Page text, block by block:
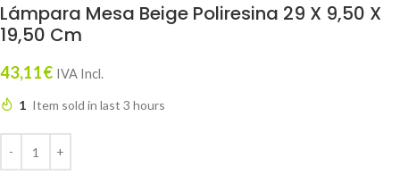
Lámpara Mesa Beige Poliresina 29 X 9,50 X
19,50 Cm
43,11€ IVA Incl.
1 Item sold in last 3 hours